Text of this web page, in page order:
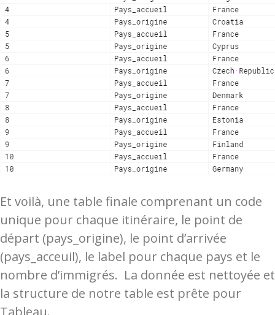
Et voilà, une table finale comprenant un code
unique pour chaque itinéraire, le point de
départ (pays_origine), le point d’arrivée
(pays_acceuil), le label pour chaque pays et le
nombre d’immigrés. La donnée est nettoyée et
la structure de notre table est prête pour